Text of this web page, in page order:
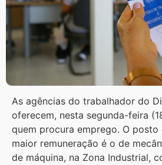
As agências do trabalhador do
oferecem, nesta segunda-feira
quem procura emprego. O posto
maior remuneração é o de
de máquina, na Zona Industrial,